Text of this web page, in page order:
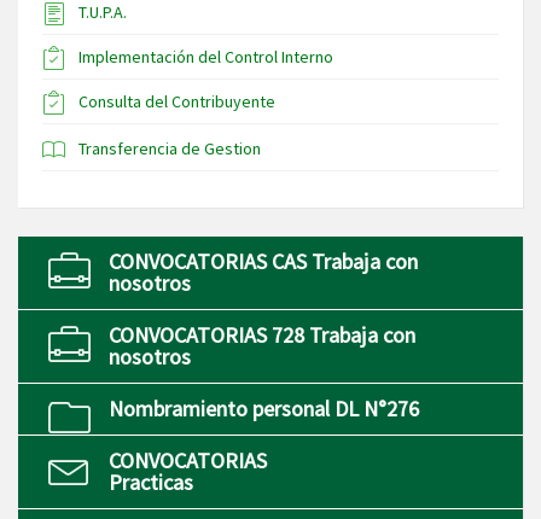
T.U.P.A.
Implementación del Control Interno
Consulta del Contribuyente
Transferencia de Gestion
CONVOCATORIAS CAS Trabaja con
nosotros
CONVOCATORIAS 728 Trabaja con
nosotros
Nombramiento personal DL N°276
CONVOCATORIAS
Practicas